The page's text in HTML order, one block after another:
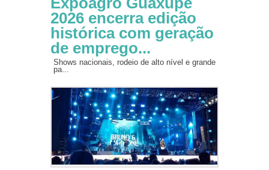
2026 encerra edição
histórica com geração
de emprego...
Shows nacionais, rodeio de alto nível e grande
pa...